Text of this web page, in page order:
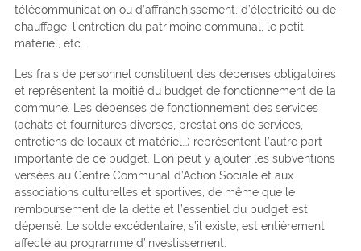
télécommunication ou d’affranchissement, d’électricité ou de
chauffage, l’entretien du patrimoine communal, le petit
matériel, etc…
Les frais de personnel constituent des dépenses obligatoires
et représentent la moitié du budget de fonctionnement de la
commune. Les dépenses de fonctionnement des services
(achats et fournitures diverses, prestations de services,
entretiens de locaux et matériel…) représentent l’autre part
importante de ce budget. L’on peut y ajouter les subventions
versées au Centre Communal d’Action Sociale et aux
associations culturelles et sportives, de même que le
remboursement de la dette et l’essentiel du budget est
dépensé. Le solde excédentaire, s’il existe, est entièrement
affecté au programme d’investissement.